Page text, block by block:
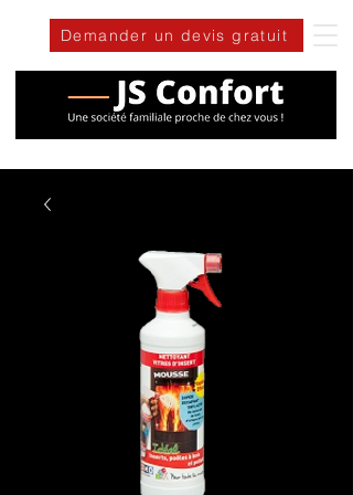
Demander un devis gratuit